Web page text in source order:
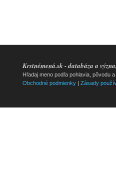
Krstnémená.sk - databáza a
Hľadaj meno podľa pohlavia, pôvodu
Obchodné podmienky
Zásady